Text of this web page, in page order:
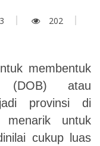
202
membentuk
(DOB) atau
provinsi di
untuk
cukup luas